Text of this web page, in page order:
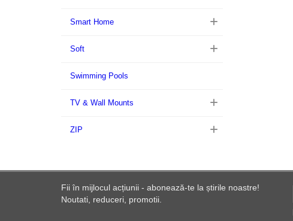
Smart Home
Soft
Swimming Pools
TV & Wall Mounts
ZIP
Fii în mijlocul acțiunii - abonează-te la știrile noastre!
Noutati, reduceri, promotii.